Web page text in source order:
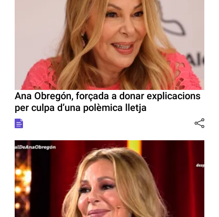
Ana Obregón, forçada a donar explicacions
per culpa d’una polèmica lletja